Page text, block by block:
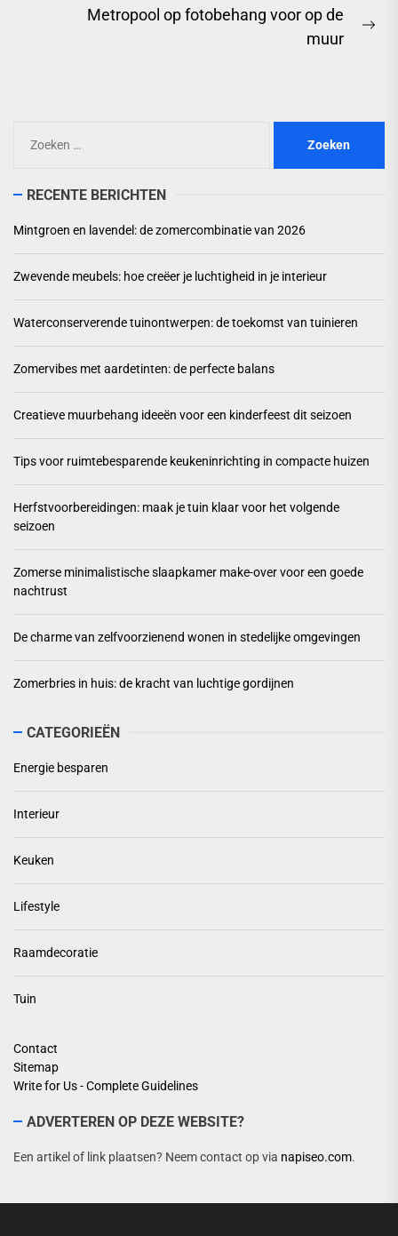
Metropool op fotobehang voor op de
muur
naar:
RECENTE BERICHTEN
Mintgroen en lavendel: de zomercombinatie van 2026
Zwevende meubels: hoe creëer je luchtigheid in je interieur
Waterconserverende tuinontwerpen: de toekomst van tuinieren
Zomervibes met aardetinten: de perfecte balans
Creatieve muurbehang ideeën voor een kinderfeest dit seizoen
Tips voor ruimtebesparende keukeninrichting in compacte huizen
Herfstvoorbereidingen: maak je tuin klaar voor het volgende
seizoen
Zomerse minimalistische slaapkamer make-over voor een goede
nachtrust
De charme van zelfvoorzienend wonen in stedelijke omgevingen
Zomerbries in huis: de kracht van luchtige gordijnen
CATEGORIEËN
Energie besparen
Interieur
Keuken
Lifestyle
Raamdecoratie
Tuin
Contact
Sitemap
Write for Us - Complete Guidelines
ADVERTEREN OP DEZE WEBSITE?
Een artikel of link plaatsen? Neem contact op via napiseo.com.